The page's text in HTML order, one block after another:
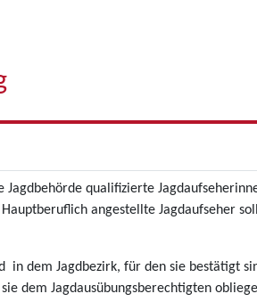
qualifizierte
angestellte Jagdaufseher
in dem Jagdbezirk, für den sie bestätigt
dem Jagdausübungsberechtigten